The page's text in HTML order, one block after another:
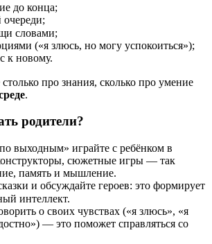
до конца;
очереди;
словами;
(«я злюсь, но могу успокоиться»);
к новому.
столько про знания, сколько про умение
.
родители?
выходным» играйте с ребёнком в
сюжетные игры — так
память и мышление.
и обсуждайте героев: это формирует
интеллект.
о своих чувствах («я злюсь», «я
— это поможет справляться со